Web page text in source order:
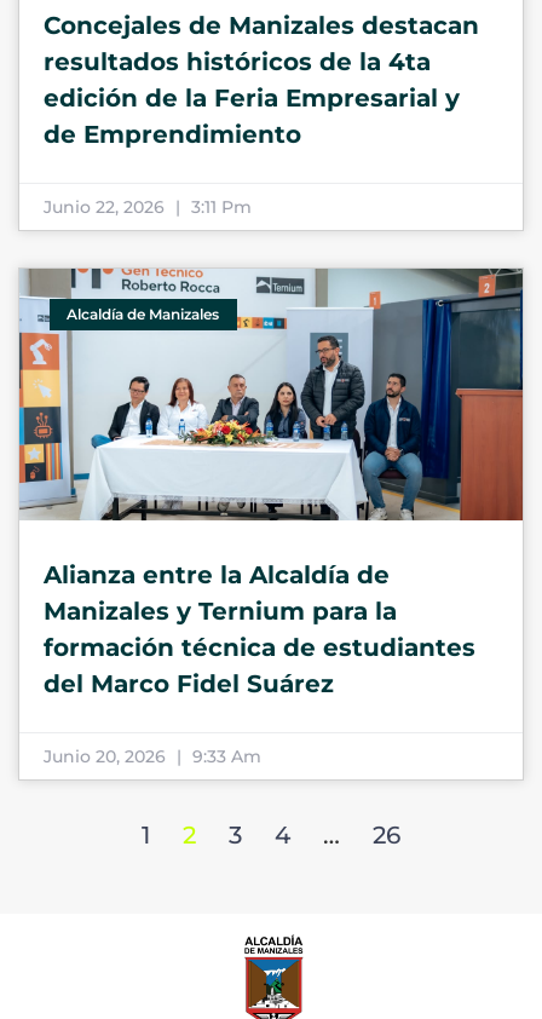
Concejales de Manizales destacan
resultados históricos de la 4ta
edición de la Feria Empresarial y
de Emprendimiento
Junio 22, 2026 3:11 Pm
Alcaldía de Manizales
Alianza entre la Alcaldía de
Manizales y Ternium para la
formación técnica de estudiantes
del Marco Fidel Suárez
Junio 20, 2026 9:33 Am
1 2 3 4 … 26